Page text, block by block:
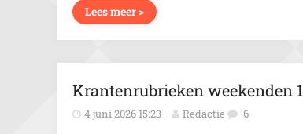
Lees meer >
Krantenrubrieken weekenden
4 juni 2026 15:23 Redactie 6